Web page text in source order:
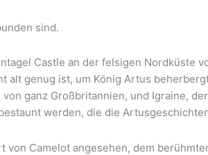
sind.
Castle an der felsigen Nordküste
genug ist, um König Artus
ganz Großbritannien, und Igraine,
werden, die die
Camelot angesehen, dem